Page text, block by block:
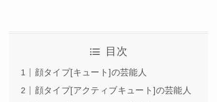
目次
顔タイプ[キュート]の芸能人
顔タイプ[アクティブキュート]の芸能人